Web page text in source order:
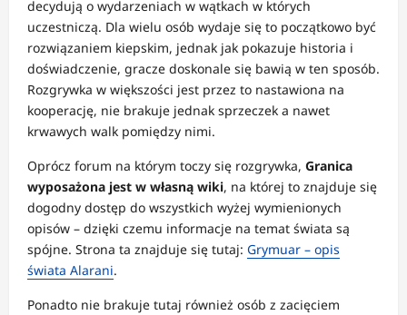
decydują o wydarzeniach w wątkach w których
uczestniczą. Dla wielu osób wydaje się to początkowo być
rozwiązaniem kiepskim, jednak jak pokazuje historia i
doświadczenie, gracze doskonale się bawią w ten sposób.
Rozgrywka w większości jest przez to nastawiona na
kooperację, nie brakuje jednak sprzeczek a nawet
krwawych walk pomiędzy nimi.
Oprócz forum na którym toczy się rozgrywka, Granica
wyposażona jest w własną wiki, na której to znajduje się
dogodny dostęp do wszystkich wyżej wymienionych
opisów – dzięki czemu informacje na temat świata są
spójne. Strona ta znajduje się tutaj: Grymuar – opis
świata Alarani.
Ponadto nie brakuje tutaj również osób z zacięciem